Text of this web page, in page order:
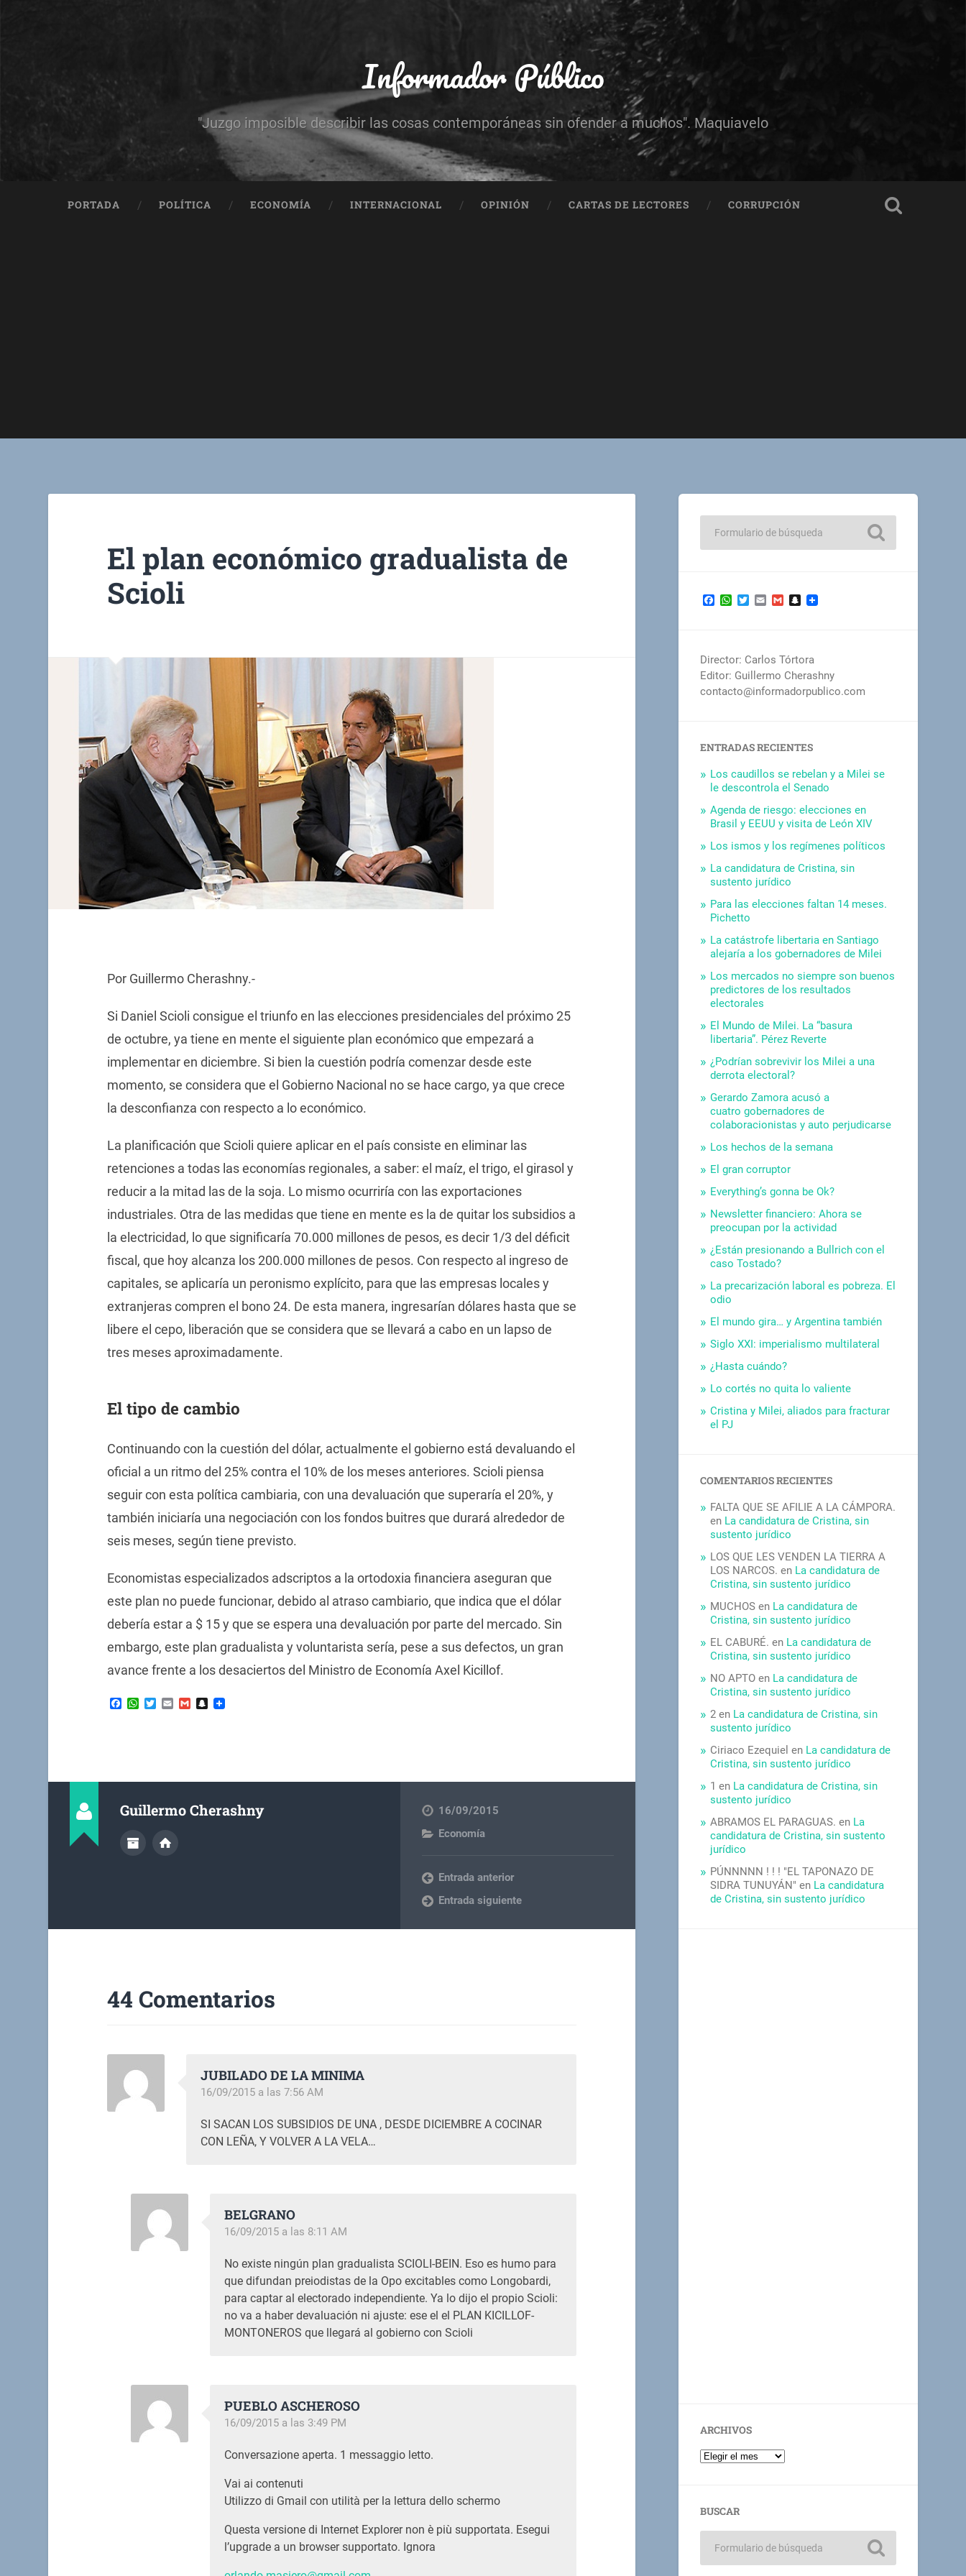
Informador Público
"Juzgo imposible describir las cosas contemporáneas sin ofender a muchos". Maquiavelo
PORTADA POLÍTICA ECONOMÍA INTERNACIONAL OPINIÓN CARTAS DE LECTORES CORRUPCIÓN
El plan económico gradualista de
Scioli
Por Guillermo Cherashny.-
Si Daniel Scioli consigue el triunfo en las elecciones presidenciales del próximo 25
de octubre, ya tiene en mente el siguiente plan económico que empezará a
implementar en diciembre. Si bien la cuestión podría comenzar desde este
momento, se considera que el Gobierno Nacional no se hace cargo, ya que crece
la desconfianza con respecto a lo económico.
La planificación que Scioli quiere aplicar en el país consiste en eliminar las
retenciones a todas las economías regionales, a saber: el maíz, el trigo, el girasol y
reducir a la mitad las de la soja. Lo mismo ocurriría con las exportaciones
industriales. Otra de las medidas que tiene en mente es la de quitar los subsidios a
la electricidad, lo que significaría 70.000 millones de pesos, es decir 1/3 del déficit
fiscal, que hoy alcanza los 200.000 millones de pesos. Con respecto al ingreso de
capitales, se aplicaría un peronismo explícito, para que las empresas locales y
extranjeras compren el bono 24. De esta manera, ingresarían dólares hasta que se
libere el cepo, liberación que se considera que se llevará a cabo en un lapso de
tres meses aproximadamente.
El tipo de cambio
Continuando con la cuestión del dólar, actualmente el gobierno está devaluando el
oficial a un ritmo del 25% contra el 10% de los meses anteriores. Scioli piensa
seguir con esta política cambiaria, con una devaluación que superaría el 20%, y
también iniciaría una negociación con los fondos buitres que durará alrededor de
seis meses, según tiene previsto.
Economistas especializados adscriptos a la ortodoxia financiera aseguran que
este plan no puede funcionar, debido al atraso cambiario, que indica que el dólar
debería estar a $ 15 y que se espera una devaluación por parte del mercado. Sin
embargo, este plan gradualista y voluntarista sería, pese a sus defectos, un gran
avance frente a los desaciertos del Ministro de Economía Axel Kicillof.
Facebook
WhatsApp
TwitterEmailGmailSnapchat
Guillermo Cherashny
16/09/2015
Economía
Entrada anterior
Entrada siguiente
44 Comentarios
JUBILADO DE LA MINIMA
16/09/2015 a las 7:56 AM
SI SACAN LOS SUBSIDIOS DE UNA , DESDE DICIEMBRE A COCINAR
CON LEÑA, Y VOLVER A LA VELA…
BELGRANO
16/09/2015 a las 8:11 AM
No existe ningún plan gradualista SCIOLI-BEIN. Eso es humo para
que difundan preiodistas de la Opo excitables como Longobardi,
para captar al electorado independiente. Ya lo dijo el propio Scioli:
no va a haber devaluación ni ajuste: ese el el PLAN KICILLOF-
MONTONEROS que llegará al gobierno con Scioli
PUEBLO ASCHEROSO
16/09/2015 a las 3:49 PM
Conversazione aperta. 1 messaggio letto.
Vai ai contenuti
Utilizzo di Gmail con utilità per la lettura dello schermo
Questa versione di Internet Explorer non è più supportata. Esegui
l’upgrade a un browser supportato. Ignora
Facebook
WhatsApp
TwitterEmailGmailSnapchat
Director: Carlos Tórtora
Editor: Guillermo Cherashny
contacto@informadorpublico.com
ENTRADAS RECIENTES
Los caudillos se rebelan y a Milei se
le descontrola el Senado
Agenda de riesgo: elecciones en
Brasil y EEUU y visita de León XIV
Los ismos y los regímenes políticos
La candidatura de Cristina, sin
sustento jurídico
Para las elecciones faltan 14 meses.
Pichetto
La catástrofe libertaria en Santiago
alejaría a los gobernadores de Milei
Los mercados no siempre son buenos
predictores de los resultados
electorales
El Mundo de Milei. La “basura
libertaria”. Pérez Reverte
¿Podrían sobrevivir los Milei a una
derrota electoral?
Gerardo Zamora acusó a
cuatro gobernadores de
colaboracionistas y auto perjudicarse
Los hechos de la semana
El gran corruptor
Everything’s gonna be Ok?
Newsletter financiero: Ahora se
preocupan por la actividad
¿Están presionando a Bullrich con el
caso Tostado?
La precarización laboral es pobreza. El
odio
El mundo gira… y Argentina también
Siglo XXI: imperialismo multilateral
¿Hasta cuándo?
Lo cortés no quita lo valiente
Cristina y Milei, aliados para fracturar
el PJ
COMENTARIOS RECIENTES
FALTA QUE SE AFILIE A LA CÁMPORA.
en La candidatura de Cristina, sin
sustento jurídico
LOS QUE LES VENDEN LA TIERRA A
LOS NARCOS. en La candidatura de
Cristina, sin sustento jurídico
MUCHOS en La candidatura de
Cristina, sin sustento jurídico
EL CABURÉ. en La candidatura de
Cristina, sin sustento jurídico
NO APTO en La candidatura de
Cristina, sin sustento jurídico
2 en La candidatura de Cristina, sin
sustento jurídico
Ciriaco Ezequiel en La candidatura de
Cristina, sin sustento jurídico
1 en La candidatura de Cristina, sin
sustento jurídico
ABRAMOS EL PARAGUAS. en La
candidatura de Cristina, sin sustento
jurídico
PÚNNNNN ! ! ! "EL TAPONAZO DE
SIDRA TUNUYÁN" en La candidatura
de Cristina, sin sustento jurídico
ARCHIVOS
BUSCAR